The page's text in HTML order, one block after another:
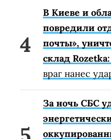
В Киеве и
повредили
почты»,
склад
враг нанес
За ночь СБС